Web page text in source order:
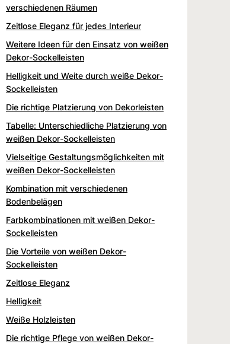
verschiedenen Räumen
Zeitlose Eleganz für jedes Interieur
Weitere Ideen für den Einsatz von weißen
Dekor-Sockelleisten
Helligkeit und Weite durch weiße Dekor-
Sockelleisten
Die richtige Platzierung von Dekorleisten
Tabelle: Unterschiedliche Platzierung von
weißen Dekor-Sockelleisten
Vielseitige Gestaltungsmöglichkeiten mit
weißen Dekor-Sockelleisten
Kombination mit verschiedenen
Bodenbelägen
Farbkombinationen mit weißen Dekor-
Sockelleisten
Die Vorteile von weißen Dekor-
Sockelleisten
Zeitlose Eleganz
Helligkeit
Weiße Holzleisten
Die richtige Pflege von weißen Dekor-